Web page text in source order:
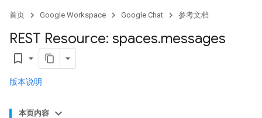
首页 Google Workspace Google Chat 参考文档
REST Resource: spaces.messages
bookmark_border
版本说明
本页内容